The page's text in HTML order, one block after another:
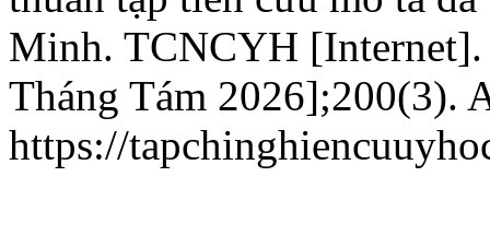
Minh. TCNCYH [Internet].
Tháng Tám 2026];200(3).
https://